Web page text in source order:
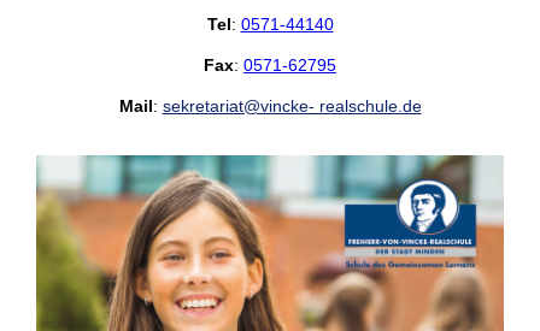
Tel: 0571-44140
Fax: 0571-62795
Mail: sekretariat@vincke- realschule.de